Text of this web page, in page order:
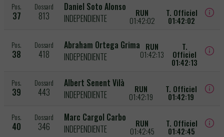
Pos.
37
Dossard
813
Daniel Soto Alonso
INDEPENDIENTE
RUN
01:42:02
T. Officiel
01:42:02
Pos.
38
Dossard
418
Abraham Ortega Grima
INDEPENDIENTE
RUN
01:42:13
T.
Officiel
01:42:13
Pos.
39
Dossard
443
Albert Senent Vilà
INDEPENDIENTE
RUN
01:42:19
T. Officiel
01:42:19
Pos.
40
Dossard
346
Marc Cargol Carbo
INDEPENDIENTE
RUN
01:42:45
T. Officiel
01:42:45